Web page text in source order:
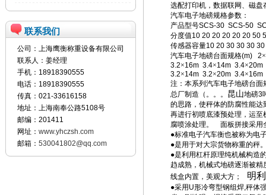
联系我们
公司：上海鹰衡称重设备有限公司
联系人：姜经理
手机：18918390555
电话：18918390555
传真：021-33616158
地址：上海南奉公路5108号
邮编：201411
网址： www.yhczsh.com
邮箱： 530041802@qq.com
选配打印机，数据联网、磁
汽车电子地磅规格参数：
产品型号SCS-30 SCS-50
分度值10 20 20 20 20 20 50
传感器容量10 20 30 30 30
汽车电子地磅台面规格(m) 2×
3.2×16m 3.4×14m 3.4×
3.2×14m 3.2×20m 3.4×16m
注：本系列汽车电子地磅台面
总厂制造（。。。
昆山地磅3
的思路，使秤体的防腐性能达
再进行初喷底漆预处理，运
腐喷涂处理。
面板拼接采用
●标准电子汽车衡也被称为电
●是用于对大宗货物称重的秤
●是利用杠杆原理纯机械构造
趋成熟，机械式地磅逐渐被
线盒内置，美观大方；
明
●采用 U形冷弯型钢组焊,秤体